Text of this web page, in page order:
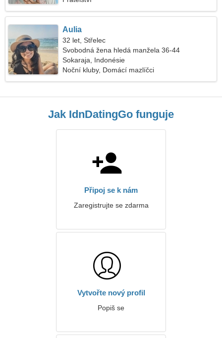
Aulia
32 let, Střelec
Svobodná žena hledá manžela 36-44
Sokaraja, Indonésie
Noční kluby, Domácí mazlíčci
Jak IdnDatingGo funguje
Připoj se k nám
Zaregistrujte se zdarma
Vytvořte nový profil
Popiš se